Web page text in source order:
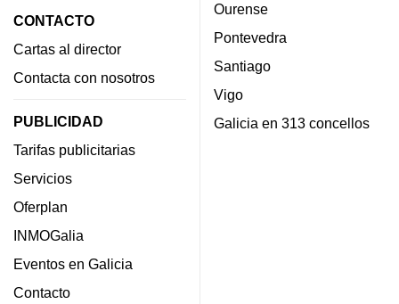
CONTACTO
Cartas al director
Contacta con nosotros
PUBLICIDAD
Tarifas publicitarias
Servicios
Oferplan
INMOGalia
Eventos en Galicia
Contacto
Ourense
Pontevedra
Santiago
Vigo
Galicia en 313 concellos